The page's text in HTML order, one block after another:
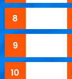
8
9
10